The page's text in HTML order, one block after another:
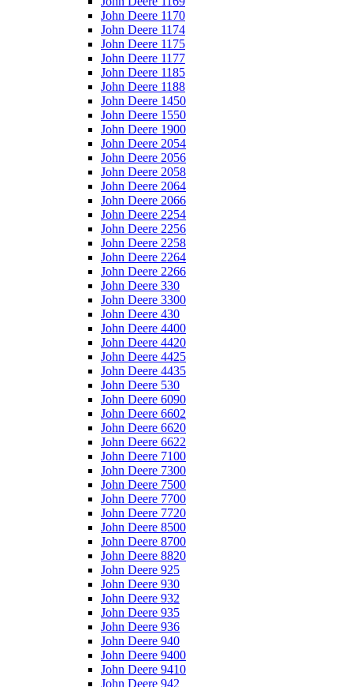
John Deere 1170
John Deere 1174
John Deere 1175
John Deere 1177
John Deere 1185
John Deere 1188
John Deere 1450
John Deere 1550
John Deere 1900
John Deere 2054
John Deere 2056
John Deere 2058
John Deere 2064
John Deere 2066
John Deere 2254
John Deere 2256
John Deere 2258
John Deere 2264
John Deere 2266
John Deere 330
John Deere 3300
John Deere 430
John Deere 4400
John Deere 4420
John Deere 4425
John Deere 4435
John Deere 530
John Deere 6090
John Deere 6602
John Deere 6620
John Deere 6622
John Deere 7100
John Deere 7300
John Deere 7500
John Deere 7700
John Deere 7720
John Deere 8500
John Deere 8700
John Deere 8820
John Deere 925
John Deere 930
John Deere 932
John Deere 935
John Deere 936
John Deere 940
John Deere 9400
John Deere 9410
John Deere 942